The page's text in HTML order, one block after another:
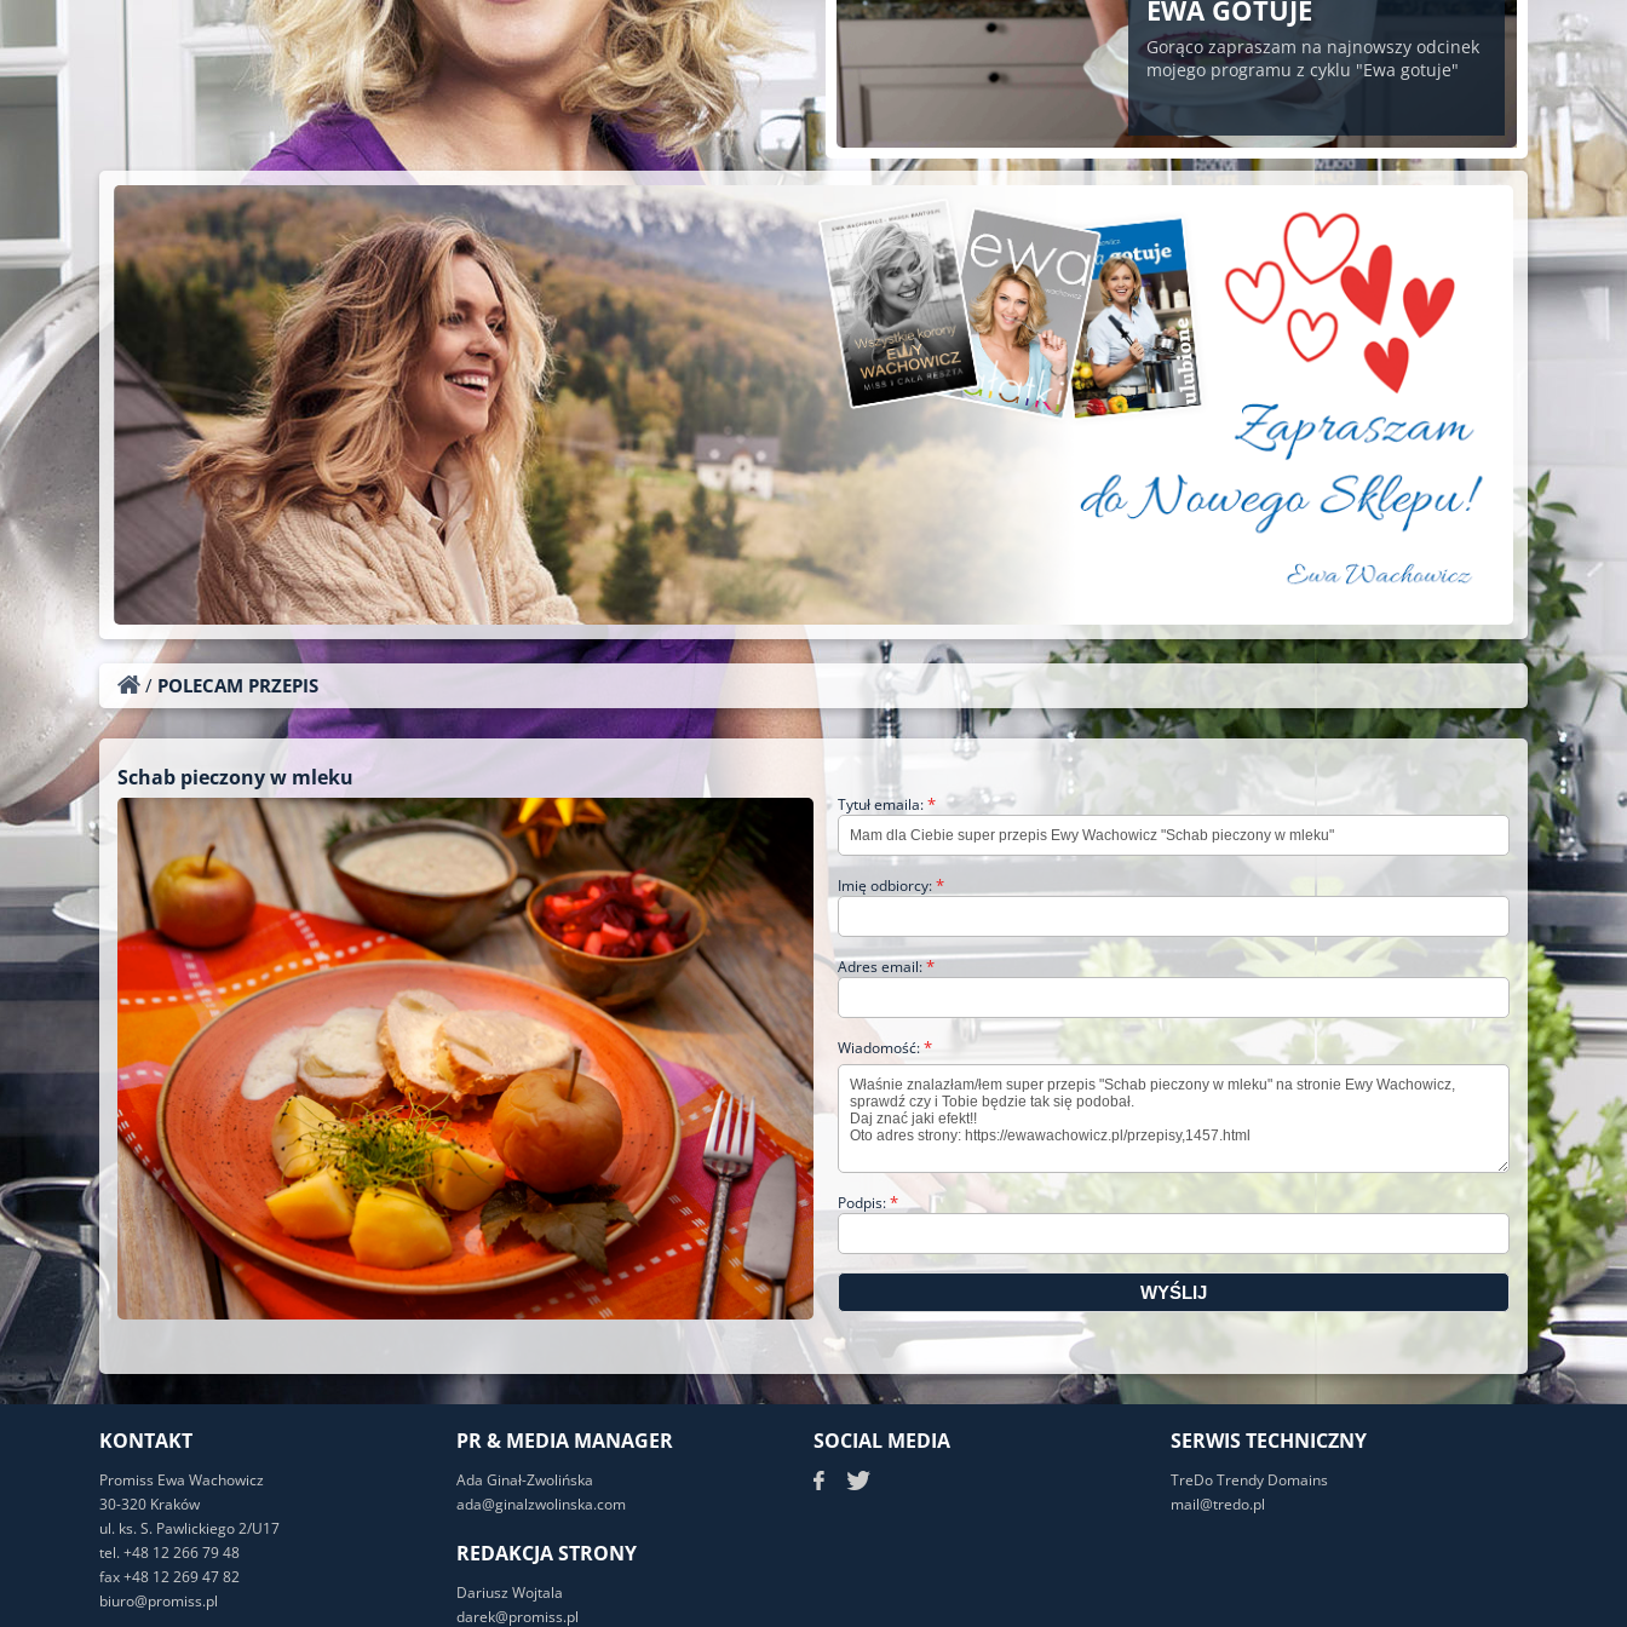
PIECZYSTE POD
CHMURKĄ!
Przepisy na grilla;-)
EWA GOTUJE
Gorąco zapraszam na najnowszy odcinek
mojego programu z cyklu "Ewa gotuje"
/ POLECAM PRZEPIS
Schab pieczony w mleku
Tytuł emaila:*
Imię odbiorcy:*
Adres email:*
Wiadomość:*
Podpis:*
KONTAKT
Promiss Ewa Wachowicz
30-320 Kraków
ul. ks. S. Pawlickiego 2/U17
tel. +48 12 266 79 48
fax +48 12 269 47 82
biuro@promiss.pl
PR & MEDIA MANAGER
Ada Ginał-Zwolińska
ada@ginalzwolinska.com
REDAKCJA STRONY
Dariusz Wojtala
darek@promiss.pl
SOCIAL MEDIA SERWIS TECHNICZNY
TreDo Trendy Domains
mail@tredo.pl